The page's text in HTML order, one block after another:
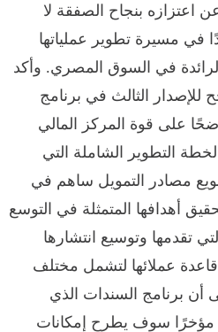
اعتزازه بنجاح الصفقة لا
في مسيرة تطوير عملياتها
الرائدة في السوق المصري. وأكد
للإصدار الثالث في برنامج
على قوة المركز المالي
التطوير الشاملة التي
مصادر التمويل ساهم في
أهدافها المتمثلة في التوسع
تقدمها وتوسيع انتشارها
عملائها لتشمل مختلف
أن برنامج السندات الذي
مؤخرًا سوف يطرح إمكانات